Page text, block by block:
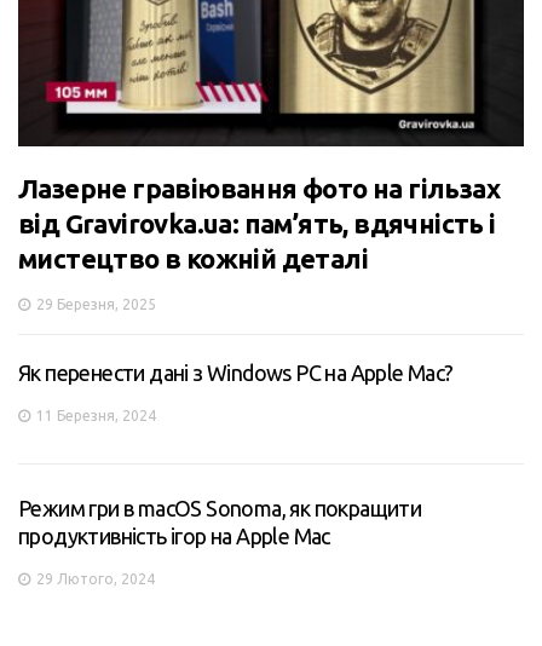
Лазерне гравіювання фото на гільзах
від Gravirovka.ua: пам’ять, вдячність і
мистецтво в кожній деталі
29 Березня, 2025
Як перенести дані з Windows PC на Apple Mac?
11 Березня, 2024
Режим гри в macOS Sonoma, як покращити
продуктивність ігор на Apple Mac
29 Лютого, 2024